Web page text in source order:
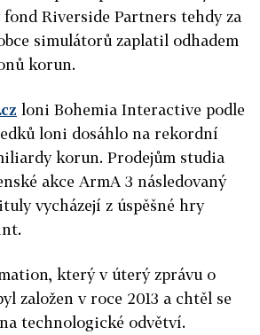
Riverside Partners tehdy za
simulátorů zaplatil odhadem
korun.
loni Bohemia Interactive podle
loni dosáhlo na rekordní
korun. Prodejům studia
akce ArmA 3 následovaný
vycházejí z úspěšné hry
který v úterý zprávu o
založen v roce 2013 a chtěl se
technologické odvětví.